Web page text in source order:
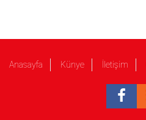
Anasayfa Künye İletişim